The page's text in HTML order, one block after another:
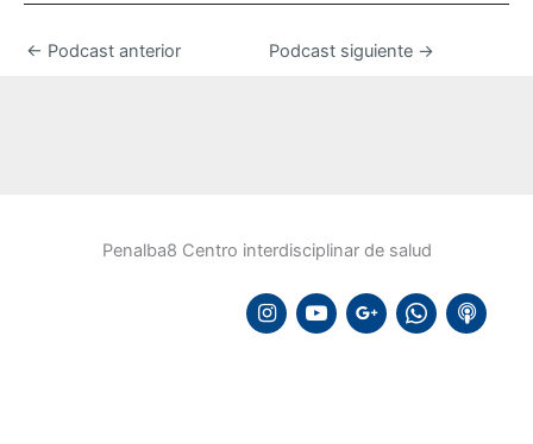
← Podcast anterior Podcast siguiente →
Penalba8 Centro interdisciplinar de salud
instagramyoutubegooglewhatsapppodcast